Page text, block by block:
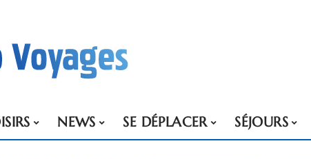
NEWS SE DÉPLACER SÉJOURS